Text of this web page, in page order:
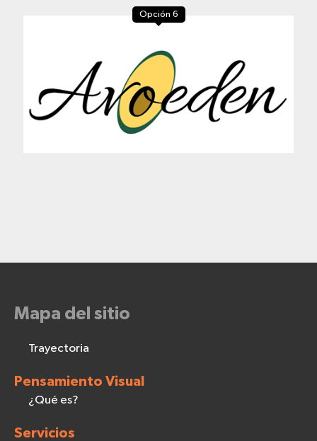
Opción 6
Mapa del sitio
Trayectoria
Pensamiento Visual
¿Qué es?
Servicios